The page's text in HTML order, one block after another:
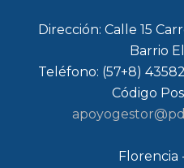
Dirección: Calle 15
Barrio
Teléfono: (57+8)
Código
Florencia